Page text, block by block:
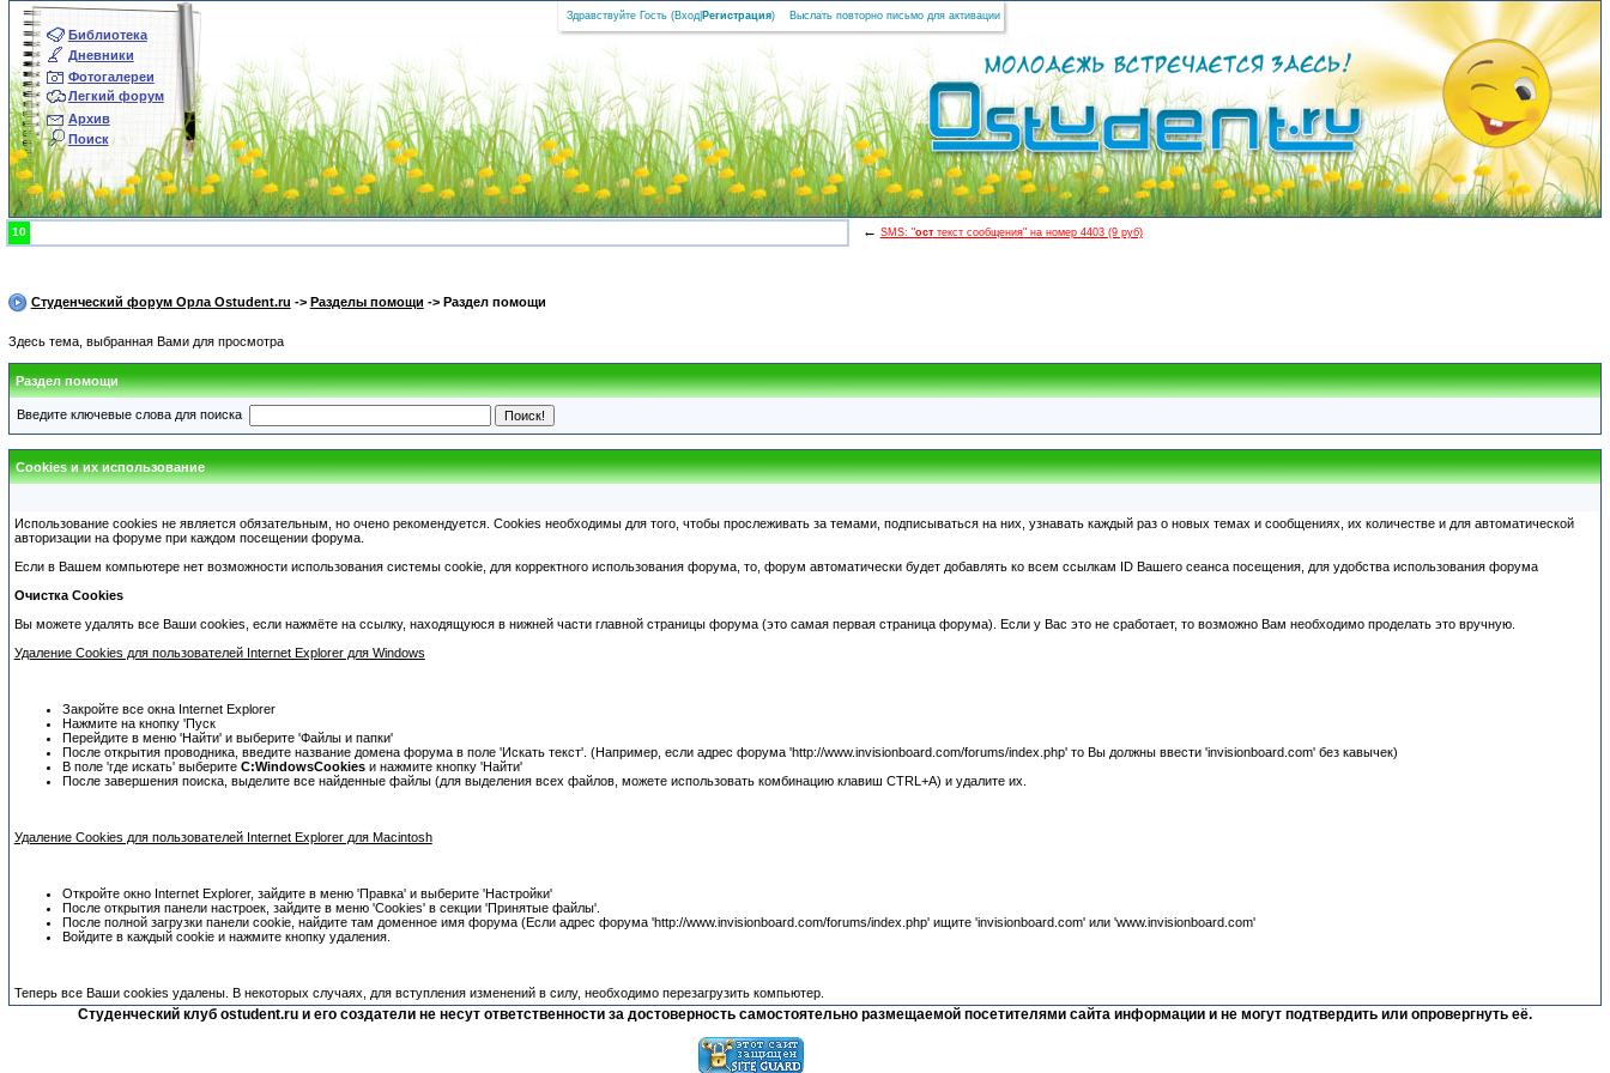
Библиотека
Дневники
Фотогалереи
Легкий форум
Архив
Поиск
Здравствуйте Гость (Вход Регистрация) Выслать повторно письмо для активации
10 ← SMS: "осттекст сообщения" на номер 4403 (9 руб)
Студенческий форум Орла Ostudent.ru -> Разделы помощи -> Раздел помощи
Здесь тема, выбранная Вами для просмотра
Раздел помощи
Введите ключевые слова для поиска
Cookies и их использование
Использование cookies не является обязательным, но очено рекомендуется. Cookies необходимы для того, чтобы прослеживать за темами, подписываться на них, узнавать каждый раз о новых темах и сообщениях, их количестве и для автоматической
авторизации на форуме при каждом посещении форума.
Если в Вашем компьютере нет возможности использования системы cookie, для корректного использования форума, то, форум автоматически будет добавлять ко всем ссылкам ID Вашего сеанса посещения, для удобства использования форума
Очистка Cookies
Вы можете удалять все Ваши cookies, если нажмёте на ссылку, находящуюся в нижней части главной страницы форума (это самая первая страница форума). Если у Вас это не сработает, то возможно Вам необходимо проделать это вручную.
Удаление Cookies для пользователей Internet Explorer для Windows
Закройте все окна Internet Explorer
Нажмите на кнопку 'Пуск
Перейдите в меню 'Найти' и выберите 'Файлы и папки'
После открытия проводника, введите название домена форума в поле 'Искать текст'. (Например, если адрес форума 'http://www.invisionboard.com/forums/index.php' то Вы должны ввести 'invisionboard.com' без кавычек)
В поле 'где искать' выберите C:WindowsCookiesи нажмите кнопку 'Найти'
После завершения поиска, выделите все найденные файлы (для выделения всех файлов, можете использовать комбинацию клавиш CTRL+A) и удалите их.
Удаление Cookies для пользователей Internet Explorer для Macintosh
Откройте окно Internet Explorer, зайдите в меню 'Правка' и выберите 'Настройки'
После открытия панели настроек, зайдите в меню 'Cookies' в секции 'Принятые файлы'.
После полной загрузки панели cookie, найдите там доменное имя форума (Если адрес форума 'http://www.invisionboard.com/forums/index.php' ищите 'invisionboard.com' или 'www.invisionboard.com'
Войдите в каждый cookie и нажмите кнопку удаления.
Теперь все Ваши cookies удалены. В некоторых случаях, для вступления изменений в силу, необходимо перезагрузить компьютер.
Студенческий клуб ostudent.ru и его создатели не несут ответственности за достоверность самостоятельно размещаемой посетителями сайта информации и не могут подтвердить или опровергнуть её.